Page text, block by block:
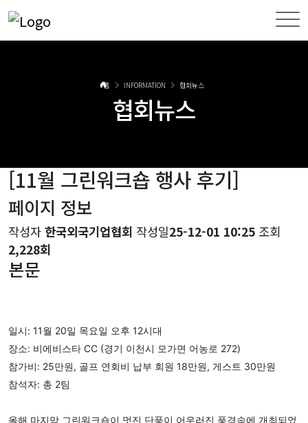
홈 INFORMATION 협회뉴스
협회뉴스
[11월 그린워크숍 행사 후기]
페이지 정보
작성자 한국외국기업협회 작성일25-12-01 10:25 조회
2,228회
본문
일시: 11월 20일 목요일 오후 12시대
장소: 비에비스타 CC (경기 이천시 모가면 어농로 272)
참가비: 25만원, 골프 연회비 납부 회원 18만원, 게스트 30만원
참석자: 총 2팀
올해 마지막 그린워크숍이 멋진 단풍이 어우러진 풍경속에 개최되었